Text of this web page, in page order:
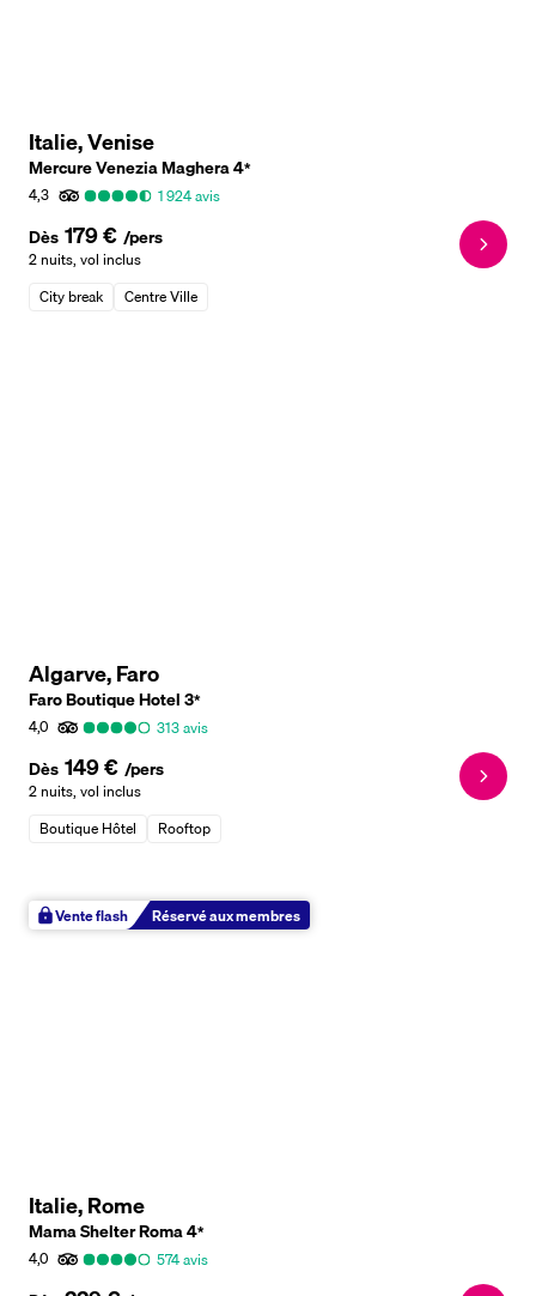
Italie, Venise
Mercure Venezia Maghera4*
4,3
1 924avis
Dès 179 € /pers
2 nuits, vol inclus
City break
Centre Ville
Algarve, Faro
Faro Boutique Hotel3*
4,0
313avis
Dès 149 € /pers
2 nuits, vol inclus
Boutique Hôtel
Rooftop
Vente flash Réservé aux membres
Italie, Rome
Mama Shelter Roma4*
4,0
574avis